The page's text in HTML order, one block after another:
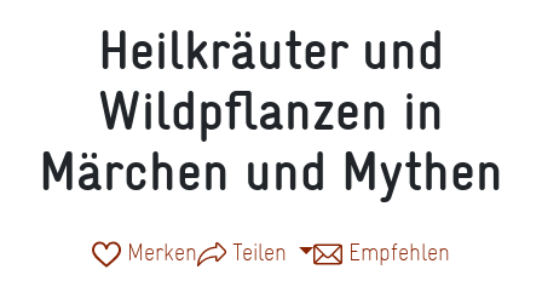
Heilkräuter und
Wildpflanzen in
Märchen und Mythen
Merken Teilen Empfehlen